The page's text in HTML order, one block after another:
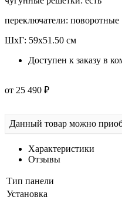
ШхГ: 59х51.50 см
Доступен к заказу в
от 25 490 ₽
Данный товар можно
Характеристики
Отзывы
Тип панели
Установка